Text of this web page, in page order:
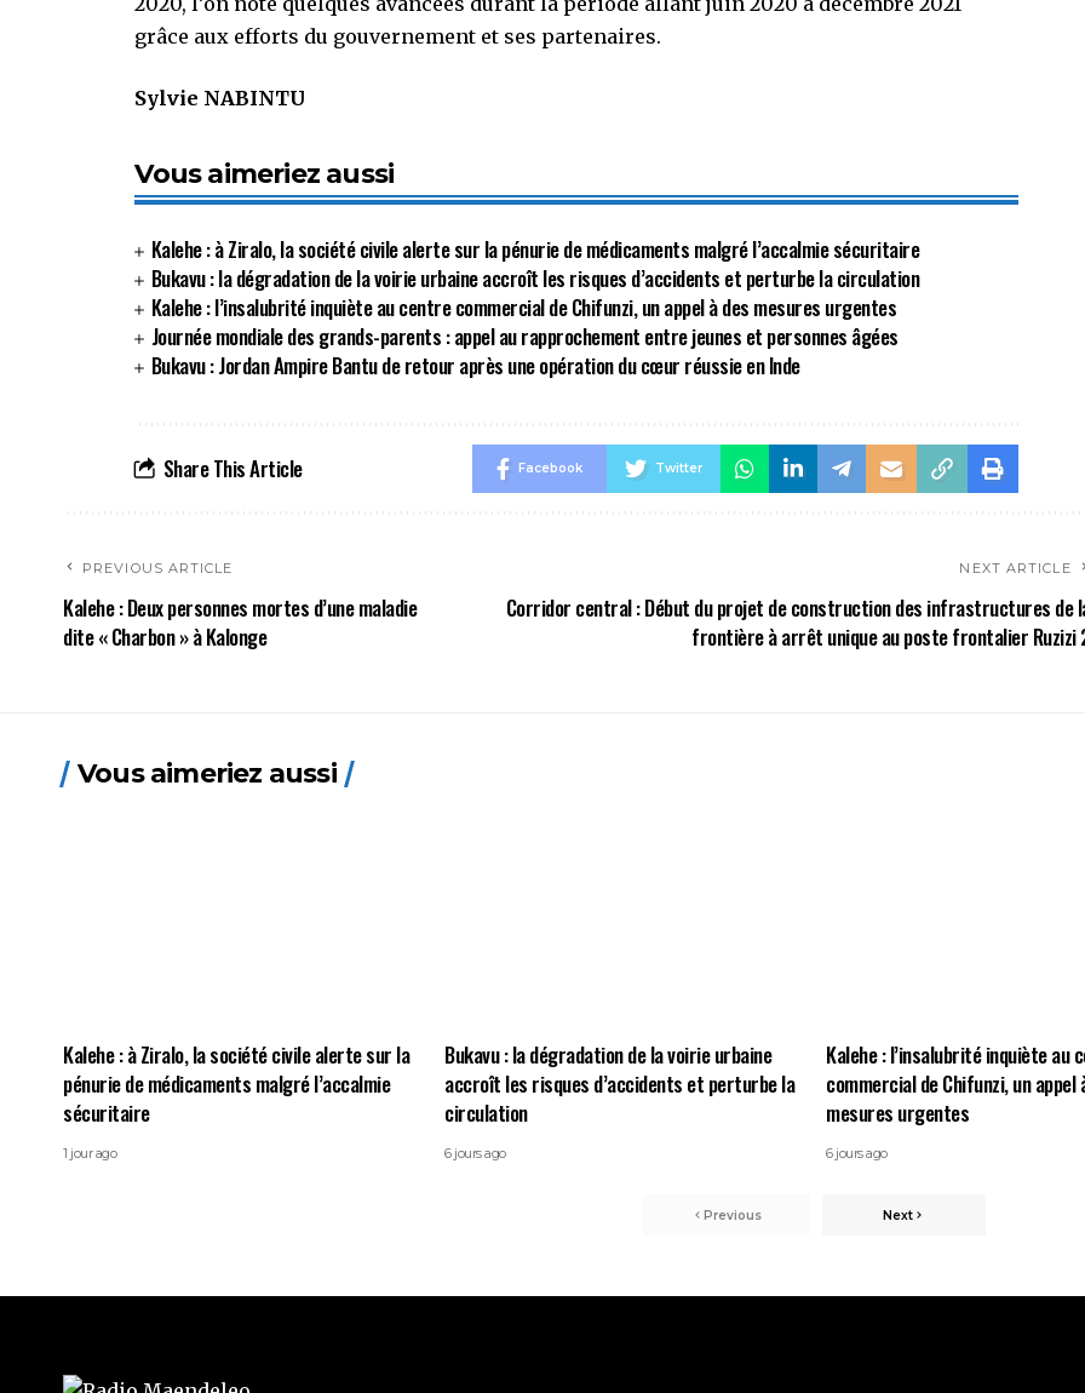
grâce aux efforts du gouvernement et ses partenaires.
Sylvie NABINTU
Vous aimeriez aussi
Kalehe : à Ziralo, la société civile alerte sur la pénurie de médicaments malgré l’accalmie sécuritaire
Bukavu : la dégradation de la voirie urbaine accroît les risques d’accidents et perturbe la circulation
Kalehe : l’insalubrité inquiète au centre commercial de Chifunzi, un appel à des mesures urgentes
Journée mondiale des grands-parents : appel au rapprochement entre jeunes et personnes âgées
Bukavu : Jordan Ampire Bantu de retour après une opération du cœur réussie en Inde
Share This Article Facebook Twitter
PREVIOUS ARTICLE
Kalehe : Deux personnes mortes d’une maladie
dite « Charbon » à Kalonge
NEXT ARTICLE
Corridor central : Début du projet de construction des infrastructures de
frontière à arrêt unique au poste frontalier Ruzizi
Vous aimeriez aussi
Kalehe : à Ziralo, la société civile alerte sur la
pénurie de médicaments malgré l’accalmie
sécuritaire
1 jour ago
Bukavu : la dégradation de la voirie urbaine
accroît les risques d’accidents et perturbe la
circulation
6 jours ago
Kalehe : l’insalubrité inquiète au
commercial de Chifunzi, un appel
mesures urgentes
6 jours ago
Previous Next